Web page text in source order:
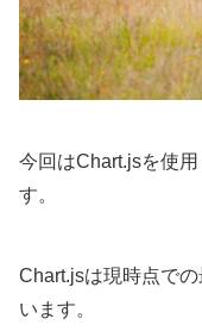
今回はChart.jsを使
す。
Chart.jsは現時点で
います。